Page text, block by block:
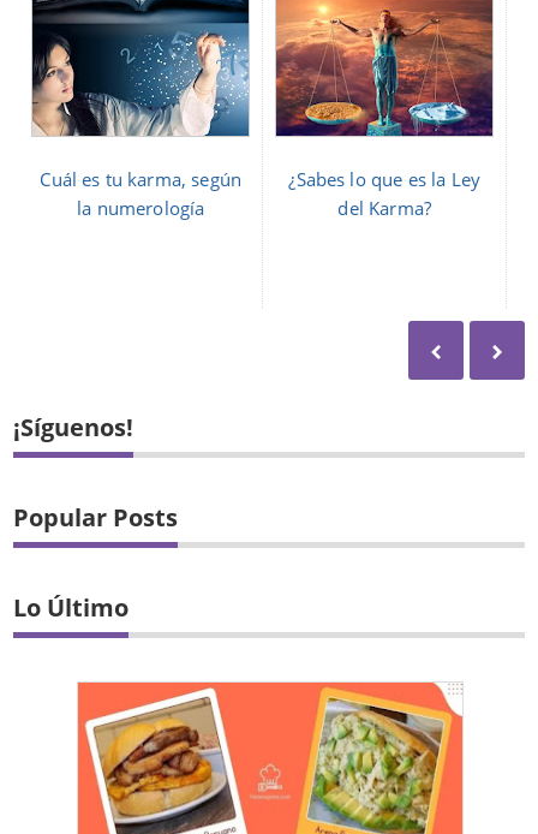
Cuál es tu karma, según
la numerología
¿Sabes lo que es la Ley
del Karma?
¡Síguenos!
Popular Posts
Lo Último